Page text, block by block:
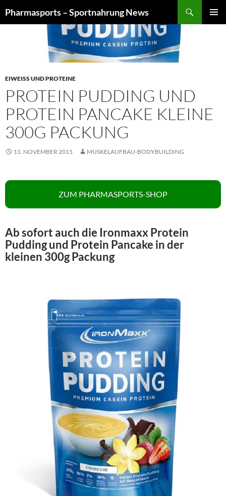
Inhalt
Pharmasports – Sportnahrung News
EIWEISS UND PROTEINE
PROTEIN PUDDING UND
PROTEIN PANCAKE KLEINE
300G PACKUNG
11. NOVEMBER 2015 MUSKELAUFBAU-BODYBUILDING
ZUM PHARMASPORTS-SHOP
Ab sofort auch die Ironmaxx Protein
Pudding und Protein Pancake in der
kleinen 300g Packung